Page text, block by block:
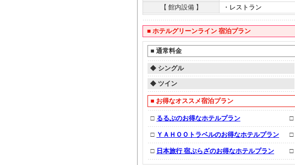
【 館内設備 】
・レストラン
■ ホテルグリーンライン 宿泊プラン
■通常料金
◆ シングル
◆ ツイン
■ お得なオススメ宿泊プラン
□ るるぶのお得なホテルプラン □
□ ＹＡＨＯＯトラベルのお得なホテルプラン □
□ 日本旅行 宿ぷらざのお得なホテルプラン □